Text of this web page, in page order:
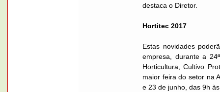
destaca o Diretor.
Hortitec 2017
Estas novidades
empresa, durante a
Horticultura, Cultivo
maior feira do setor na
e 23 de junho, das 9h